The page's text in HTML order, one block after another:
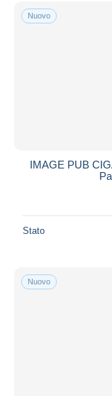
Spedizione
Residenza del
Nuovo
IMAGE PUB
Stato
Nuovo